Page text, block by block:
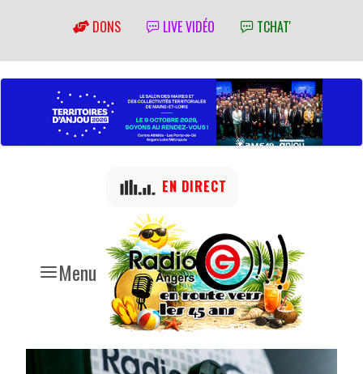
DONS LIVE VIDÉO TCHAT'
Menu
EN DIRECT